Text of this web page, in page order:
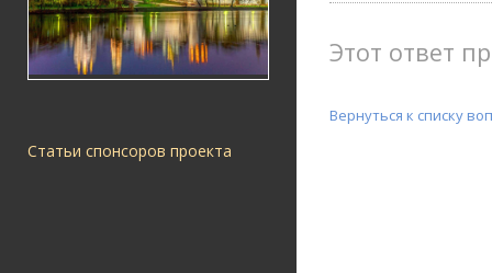
Статьи спонсоров проекта
Этот ответ
Вернуться к списку